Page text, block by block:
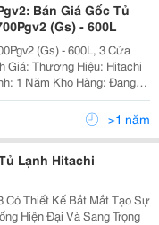
Bán Giá Gốc Tủ
(Gs) - 600L
(Gs) - 600L, 3 Cửa
>1 năm
Lạnh Hitachi
Có Thiết Kế Bắt Mắt Tạo Sự
Hiện Đại Và Sang Trọng